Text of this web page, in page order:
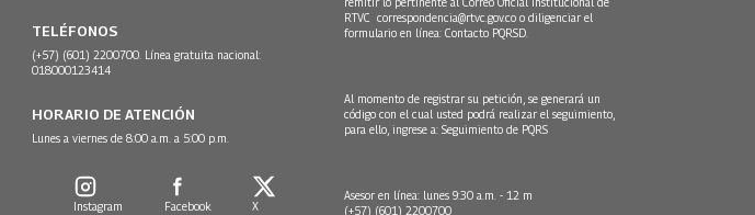
TELÉFONOS
(+57) (601) 2200700. Línea gratuita nacional:
018000123414
HORARIO DE ATENCIÓN
Lunes a viernes de 8:00 a.m. a 5:00 p.m.
Instagram Facebook X
RTVC correspondencia@rtvc.gov.co o diligenciar el
formulario en línea: Contacto PQRSD.
Al momento de registrar su petición, se generará un
código con el cual usted podrá realizar el seguimiento,
para ello, ingrese a: Seguimiento de PQRS
Asesor en línea: lunes 9:30 a.m. - 12 m
(+57) (601) 2200700